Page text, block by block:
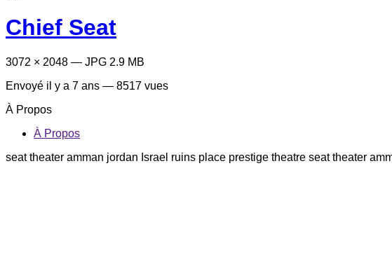
Chief Seat
3072 × 2048 — JPG 2.9 MB
Envoyé il y a 7 ans — 8517 vues
À Propos
À Propos
seat theater amman jordan Israel ruins place prestige theatre seat theater